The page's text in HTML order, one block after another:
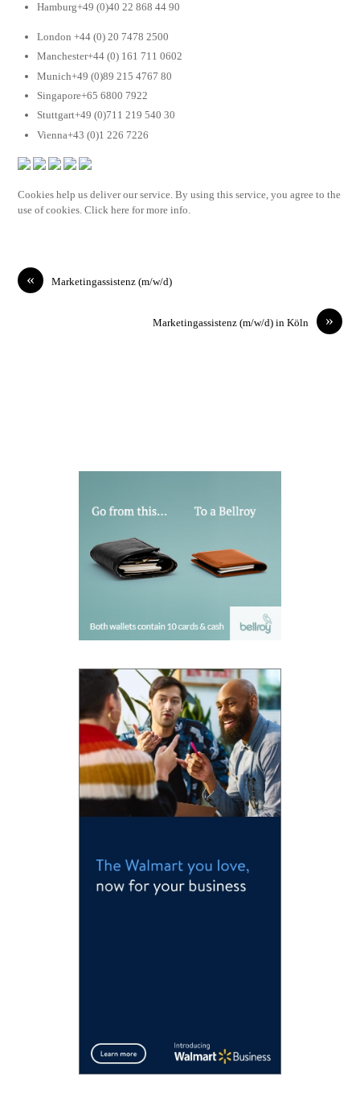
Hamburg+49 (0)40 22 868 44 90
London +44 (0) 20 7478 2500
Manchester+44 (0) 161 711 0602
Munich+49 (0)89 215 4767 80
Singapore+65 6800 7922
Stuttgart+49 (0)711 219 540 30
Vienna+43 (0)1 226 7226
Cookies help us deliver our service. By using this service, you agree to the
use of cookies. Click here for more info.
« Marketingassistenz (m/w/d)
»
Marketingassistenz (m/w/d) in Köln